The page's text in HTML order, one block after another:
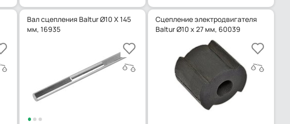
Вал сцепления Baltur Ø10 X 145
мм, 16935
Сцепление электродвигателя
Baltur Ø10 x 27 мм, 60039